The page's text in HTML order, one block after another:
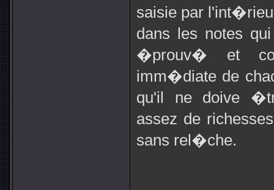
saisie par
dans les notes
�prouv� et
imm�diate de
qu'il ne doive
assez de
sans rel�che.